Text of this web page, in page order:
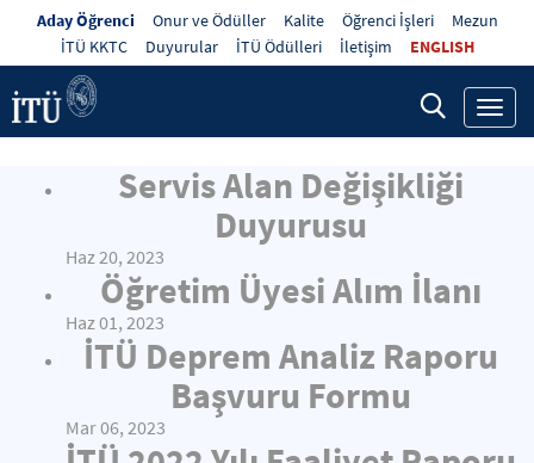
Aday Öğrenci Onur ve Ödüller Kalite Öğrenci İşleri
Mezun
İTÜ KKTC
Duyurular İTÜ Ödülleri İletişim ENGLISH
Servis Alan Değişikliği
Duyurusu
Haz 20, 2023
Öğretim Üyesi Alım İlanı
Haz 01, 2023
İTÜ Deprem Analiz Raporu
Başvuru Formu
Mar 06, 2023